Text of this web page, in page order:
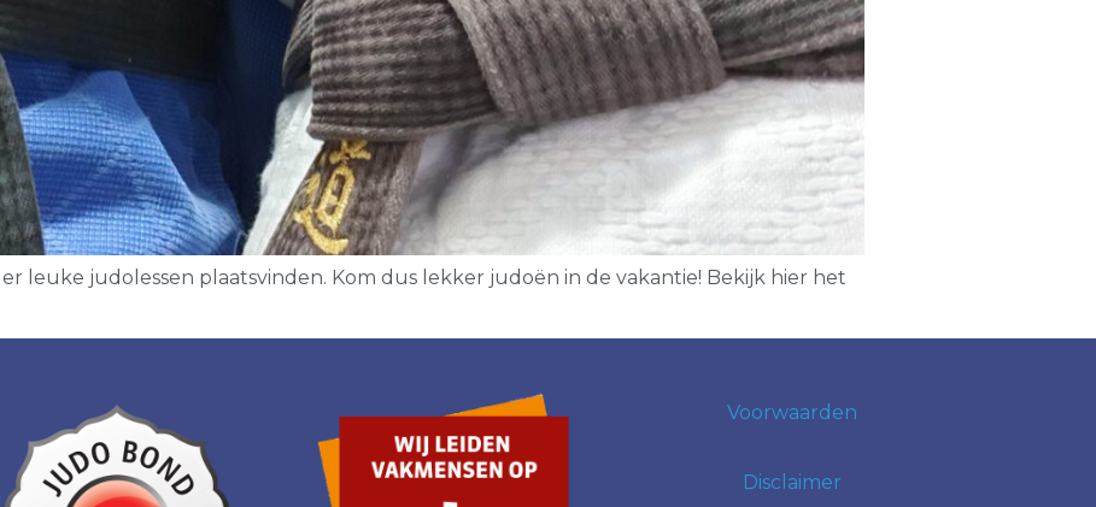
leuke judolessen plaatsvinden. Kom dus lekker judoën in de vakantie! Bekijk hier het
Voorwaarden
Disclaimer